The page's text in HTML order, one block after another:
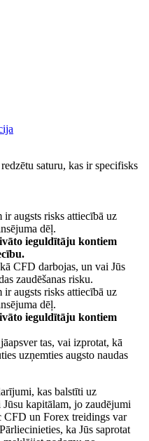
saturu, kas ir specifisks
augsts risks attiecībā uz
dēļ.
ieguldītāju kontiem
CFD darbojas, un vai Jūs
zaudēšanas risku.
augsts risks attiecībā uz
dēļ.
ieguldītāju kontiem
tas, vai izprotat, kā
uzņemties augsto naudas
kas balstīti uz
kapitālam, jo zaudējumi
CFD un Forex treidings var
ka Jūs saprotat